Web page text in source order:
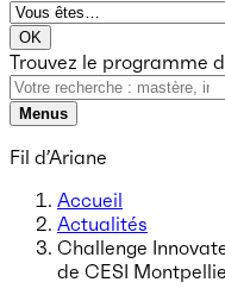
OK
Trouvez le programme
Menus
Fil d’Ariane
Accueil
Actualités
Challenge
de CESI